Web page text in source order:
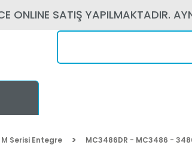
ONLINE SATIŞ YAPILMAKTADIR.
M Serisi Entegre MC3486DR - MC3486 - 3486